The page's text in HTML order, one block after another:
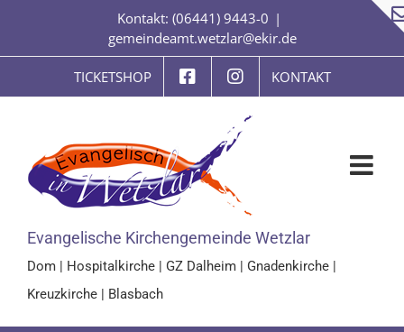
springen
Kontakt: (06441) 9443-0 |
gemeindeamt.wetzlar@ekir.de
TICKETSHOP KONTAKT
Evangelische Kirchengemeinde Wetzlar
Dom | Hospitalkirche | GZ Dalheim | Gnadenkirche |
Kreuzkirche | Blasbach